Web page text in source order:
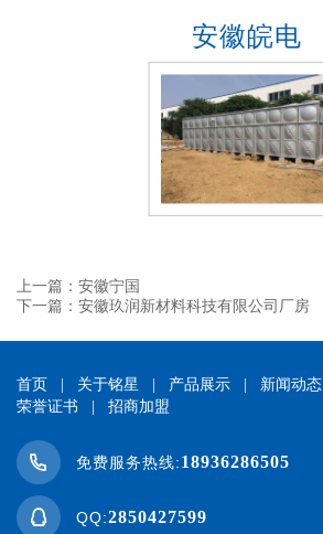
安徽皖电
上一篇：安徽宁国
下一篇：安徽玖润新材料科技有限公司厂房
首页 关于铭星 产品展示 新闻动态
荣誉证书
招商加盟
免费服务热线:18936286505
QQ:2850427599